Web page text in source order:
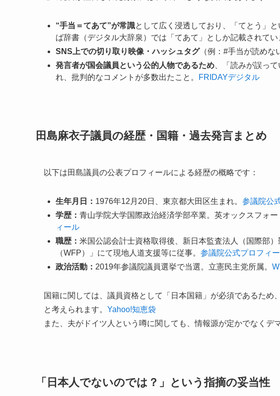
“手当＝てあて”が常識として広く浸透しており、「てとう」
ば辞書（デジタル大辞泉）では「てあて」としか記載されてい
SNS上での切り取り映像・ハッシュタグ（例：#手当が読めな
発言者が国会議員という公的人物であるため 、「読みが誤っ
れ、批判的なコメントが多数出たこと。
FRIDAYデジタル
田島麻衣子議員の経歴・国籍・過去発言まとめ
以下は田島議員の公表プロフィールによる経歴の概略です：
生年月日： 1976年12月20日、東京都大田区生まれ。 参議院公
学歴： 青山学院大学国際政治経済学部卒業。英オックスフォー
ィール
職歴： 米国公認会計士資格取得後、新日本監査法人（国際部
（WFP）」にて現地人道支援等に従事。 参議院公式プロフィ
政治活動： 2019年参議院議員選挙で当選。立憲民主党所属。
国籍に関しては、議員資格として「日本国籍」が必須であるため
と考えられます。 Yahoo!知恵袋
また、夫がドイツ人という噂に関しても、情報源が定かでなくデ
「日本人でないのでは？」という指摘の妥当性